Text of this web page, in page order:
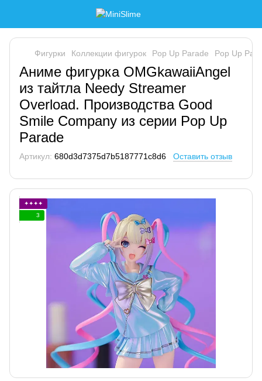
Фигурки Коллекции фигурок Pop Up Parade Pop Up
Аниме фигурка OMGkawaiiAngel
из тайтла Needy Streamer
Overload. Производства Good
Smile Company из серии Pop Up
Parade
Артикул: 680d3d7375d7b5187771c8d6 Оставить отзыв
✦✦✦✦
3